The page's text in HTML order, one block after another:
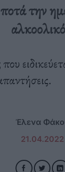
την
Έλενα
21.04.2022